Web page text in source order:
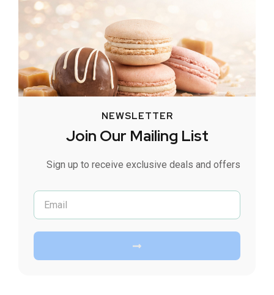
NEWSLETTER
Join Our Mailing List
Sign up to receive exclusive deals and offers